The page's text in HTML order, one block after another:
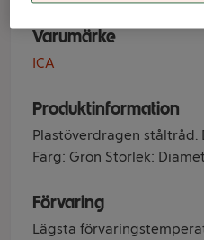
Varumärke
ICA
Produktinformation
Plastöverdragen ståltråd.
Färg: Grön Storlek:
Förvaring
Lägsta